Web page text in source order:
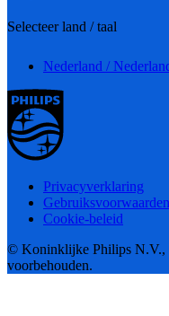
Selecteer land / taal
Nederland /
Privacyverklaring
Gebruiksvoorwaarden
Cookie-beleid
© Koninklijke Philips N.V.,
voorbehouden.